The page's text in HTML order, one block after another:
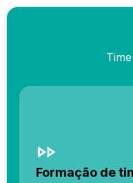
Formação de